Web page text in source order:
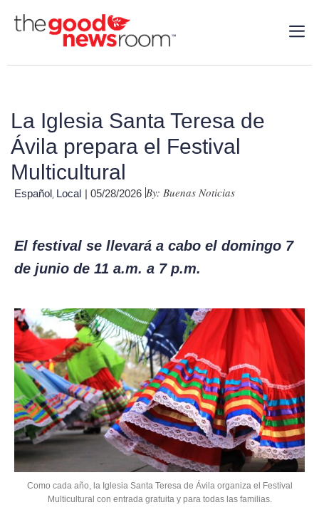
La Iglesia Santa Teresa de
Ávila prepara el Festival
Multicultural
Español Local | 05/28/2026 By: Buenas Noticias
El festival se llevará a cabo el domingo 7
de junio de 11 a.m. a 7 p.m.
Como cada año, la Iglesia Santa Teresa de Ávila organiza el Festival
Multicultural con entrada gratuita y para todas las familias.